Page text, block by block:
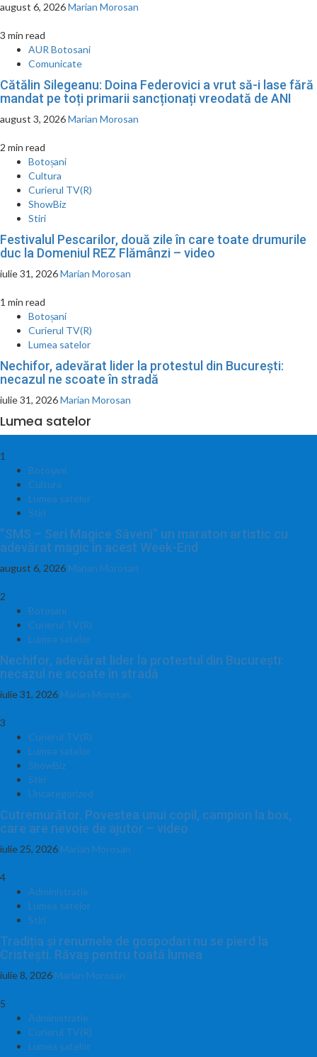
august 6, 2026Marian Morosan
3 min read
AUR Botosani
Comunicate
Cătălin Silegeanu: Doina Federovici a vrut să-i lase fără
mandat pe toți primarii sancționați vreodată de ANI
august 3, 2026Marian Morosan
2 min read
Botoșani
Cultura
Curierul TV(R)
ShowBiz
Stiri
Festivalul Pescarilor, două zile în care toate drumurile
duc la Domeniul REZ Flămânzi – video
iulie 31, 2026Marian Morosan
1 min read
Botoșani
Curierul TV(R)
Lumea satelor
Nechifor, adevărat lider la protestul din București:
necazul ne scoate în stradă
iulie 31, 2026Marian Morosan
Lumea satelor
1
Botoșani
Cultura
Lumea satelor
Stiri
”SMS – Seri Magice Săveni” un maraton artistic cu
adevărat magic în acest Week-End
august 6, 2026 Marian Morosan
2
Botoșani
Curierul TV(R)
Lumea satelor
Nechifor, adevărat lider la protestul din București:
necazul ne scoate în stradă
iulie 31, 2026 Marian Morosan
3
Curierul TV(R)
Lumea satelor
ShowBiz
Stiri
Uncategorized
Cutremurător. Povestea unui copil, campion la box,
care are nevoie de ajutor – video
iulie 25, 2026 Marian Morosan
4
Administratie
Lumea satelor
Stiri
Tradiția și renumele de gospodari nu se pierd la
Cristești. Răvaș pentru toată lumea
iulie 8, 2026 Marian Morosan
5
Administratie
Curierul TV(R)
Lumea satelor